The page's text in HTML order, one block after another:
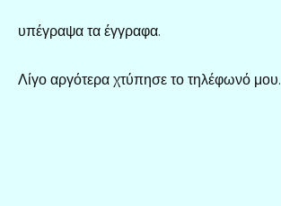
υπέγραψα τα έγγραφα.
Λίγο αργότερα χτύπησε το τηλέφωνό μου.